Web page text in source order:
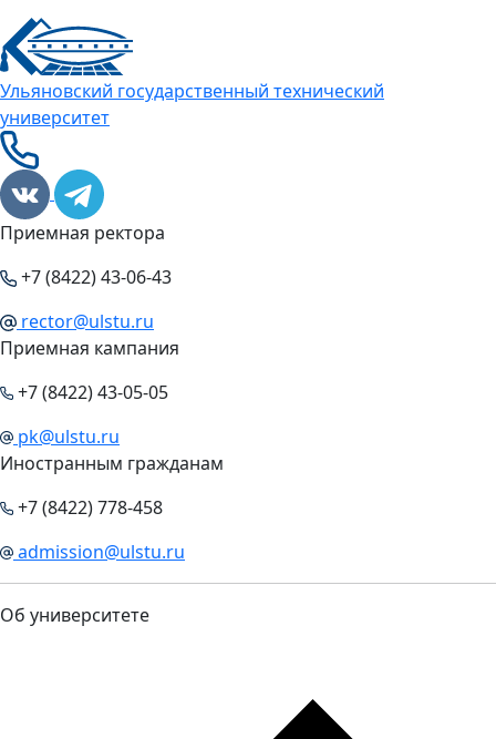
Ульяновский государственный технический
университет
Приемная ректора
+7 (8422) 43-06-43
rector@ulstu.ru
Приемная кампания
+7 (8422) 43-05-05
pk@ulstu.ru
Иностранным гражданам
+7 (8422) 778-458
admission@ulstu.ru
Об университете